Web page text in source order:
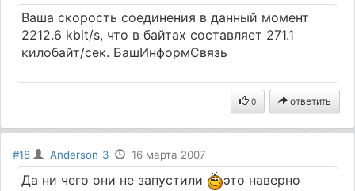
Ваша скорость соединения в данный момент
2212.6 kbit/s, что в байтах составляет 271.1
килобайт/сек. БашИнформСвязь
0 ответить
#18 Anderson_3 16 марта 2007
Да ни чего они не запустили
это наверно